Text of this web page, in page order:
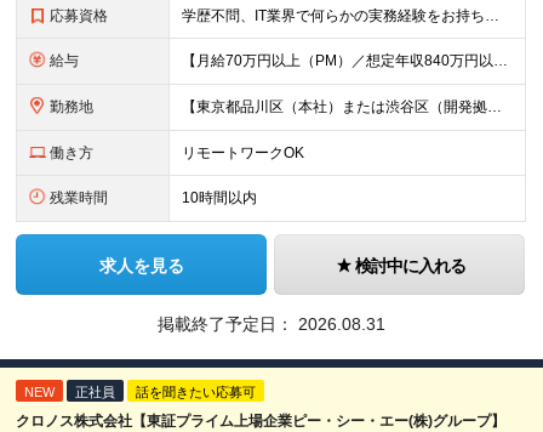
応募資格 学歴不問、IT業界で何らかの実務経験をお持ちの方（3年以上） ※PG/SE経験がある方歓迎、PM/PL経験があれば即戦力として優遇 ※ブランクのある方歓迎 ※担当業務/フェーズ/使用言語などは限定せず
給与 【月給70万円以上（PM）／想定年収840万円以上】 ★詳しくは下記をご参照ください！ ■SE/PL/テスト計画以降などの上流フェーズ 月給53万円以上 ※想定年収636万円以上 ■PM/ディレク
勤務地 【東京都品川区（本社）または渋谷区（開発拠点）各プロジェクト先の勤務地】 ◎リモート案件も多数のため在宅勤務も可能です！ 常駐・ハイブリッド型・フルリモートなど柔軟に対応しています。 ※転勤はございま
働き方 リモートワークOK
残業時間 10時間以内
求人を見る 検討中に入れる
掲載終了予定日： 2026.08.31
NEW 正社員 話を聞きたい応募可
クロノス株式会社【東証プライム上場企業ピー・シー・エー(株)グループ】